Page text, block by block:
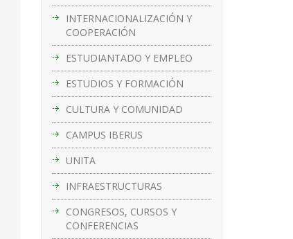
INTERNACIONALIZACIÓN Y
COOPERACIÓN
ESTUDIANTADO Y EMPLEO
ESTUDIOS Y FORMACIÓN
CULTURA Y COMUNIDAD
CAMPUS IBERUS
UNITA
INFRAESTRUCTURAS
CONGRESOS, CURSOS Y
CONFERENCIAS